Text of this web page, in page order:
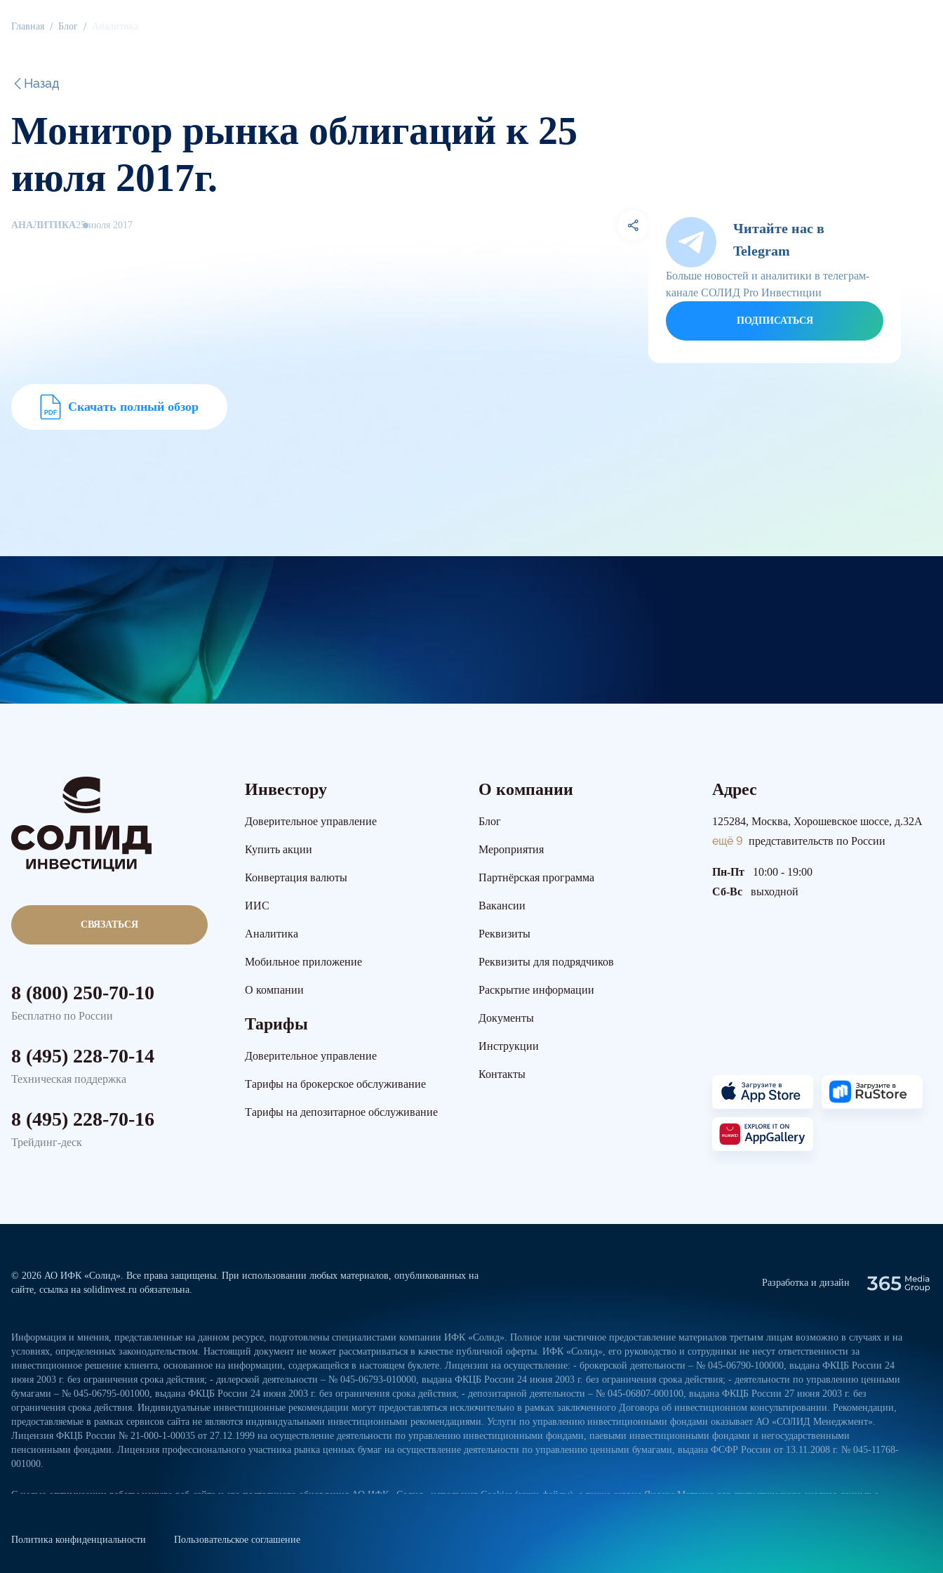
Главная Блог Аналитика
Назад
Монитор рынка облигаций к 25
июля 2017г.
АНАЛИТИКА25 июля 2017
Читайте нас в
Telegram
Больше новостей и аналитики в телеграм-
канале СОЛИД Pro Инвестиции
ПОДПИСАТЬСЯ
Скачать полный обзор
СВЯЗАТЬСЯ
8 (800) 250-70-10
Бесплатно по России
8 (495) 228-70-14
Техническая поддержка
8 (495) 228-70-16
Трейдинг-деск
Инвестору
Доверительное управление
Купить акции
Конвертация валюты
ИИС
Аналитика
Мобильное приложение
О компании
Тарифы
Доверительное управление
Тарифы на брокерское обслуживание
Тарифы на депозитарное обслуживание
О компании
Блог
Мероприятия
Партнёрская программа
Вакансии
Реквизиты
Реквизиты для подрядчиков
Раскрытие информации
Документы
Инструкции
Контакты
Адрес
125284, Москва, Хорошевское шоссе, д.32А
ещё 9 представительств по России
Пн-Пт
10:00 - 19:00
Сб-Вс
выходной
© 2026 АО ИФК «Солид». Все права защищены. При использовании любых материалов, опубликованных на
сайте, ссылка на solidinvest.ru обязательна.
Разработка и дизайн
Информация и мнения, представленные на данном ресурсе, подготовлены специалистами компании ИФК «Солид». Полное или частичное предоставление материалов третьим лицам возможно в случаях и на
условиях, определенных законодательством. Настоящий документ не может рассматриваться в качестве публичной оферты. ИФК «Солид», его руководство и сотрудники не несут ответственности за
инвестиционное решение клиента, основанное на информации, содержащейся в настоящем буклете. Лицензии на осуществление: - брокерской деятельности – № 045-06790-100000, выдана ФКЦБ России 24
июня 2003 г. без ограничения срока действия; - дилерской деятельности – № 045-06793-010000, выдана ФКЦБ России 24 июня 2003 г. без ограничения срока действия; - деятельности по управлению ценными
бумагами – № 045-06795-001000, выдана ФКЦБ России 24 июня 2003 г. без ограничения срока действия; - депозитарной деятельности – № 045-06807-000100, выдана ФКЦБ России 27 июня 2003 г. без
ограничения срока действия. Индивидуальные инвестиционные рекомендации могут предоставляться исключительно в рамках заключенного Договора об инвестиционном консультировании. Рекомендации,
предоставляемые в рамках сервисов сайта не являются индивидуальными инвестиционными рекомендациями. Услуги по управлению инвестиционными фондами оказывает АО «СОЛИД Менеджмент».
Лицензия ФКЦБ России № 21-000-1-00035 от 27.12.1999 на осуществление деятельности по управлению инвестиционными фондами, паевыми инвестиционными фондами и негосударственными
пенсионными фондами. Лицензия профессионального участника рынка ценных бумаг на осуществление деятельности по управлению ценными бумагами, выдана ФСФР России от 13.11.2008 г. № 045-11768-
001000.
С целью оптимизации работы нашего веб-сайта и его постоянного обновления АО ИФК «Солид» использует Cookies (куки-файлы), а также сервис Яндекс.Метрика для статистического анализа данных о
сайте. Куки-файлы — это небольшие файлы, которые сохраняются на жестком диске вашего устройства. Они облегчают навигацию и делают посещение сайта более удобным. Если вы не хотите использовать
Политика конфиденциальности Пользовательское соглашение